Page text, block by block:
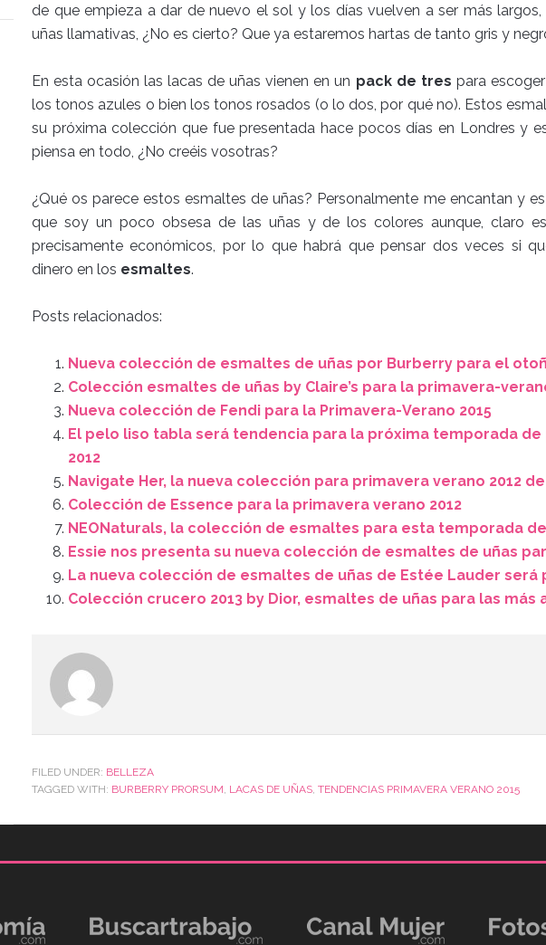
de que empieza a dar de nuevo el sol y los días vuelven a ser más
uñas llamativas, ¿No es cierto? Que ya estaremos hartas de tanto gris y
En esta ocasión las lacas de uñas vienen en un pack de tres para
los tonos azules o bien los tonos rosados (o lo dos, por qué no). Estos
su próxima colección que fue presentada hace pocos días en Londres y
piensa en todo, ¿No creéis vosotras?
¿Qué os parece estos esmaltes de uñas? Personalmente me encantan y
que soy un poco obsesa de las uñas y de los colores aunque, claro
precisamente económicos, por lo que habrá que pensar dos veces si
dinero en los esmaltes.
Posts relacionados:
Nueva colección de esmaltes de uñas por Burberry para el
Colección esmaltes de uñas by Claire’s para la primavera-
Nueva colección de Fendi para la Primavera-Verano 2015
El pelo liso tabla será tendencia para la próxima temporada
2012
Navigate Her, la nueva colección para primavera verano 2012 de
Colección de Essence para la primavera verano 2012
NEONaturals, la colección de esmaltes para esta temporada
Essie nos presenta su nueva colección de esmaltes de uñas
La nueva colección de esmaltes de uñas de Estée Lauder será
Colección crucero 2013 by Dior, esmaltes de uñas para las más
FILED UNDER: BELLEZA
TAGGED WITH: BURBERRY PRORSUM, LACAS DE UÑAS, TENDENCIAS PRIMAVERA VERANO 2015